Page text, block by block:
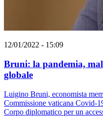
12/01/2022 - 15:09
Bruni: la pandemia,
globale
Luigino Bruni, economista
Commissione vaticana Covid-
Corpo diplomatico per un